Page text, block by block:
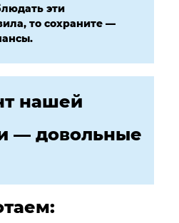
эти
то сохраните —
нашей
— довольные